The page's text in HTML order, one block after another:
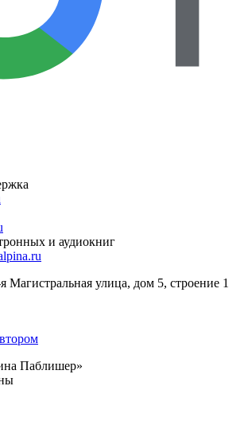
и аудиокниг
Магистральная улица, дом 5, строение 1
Паблишер»